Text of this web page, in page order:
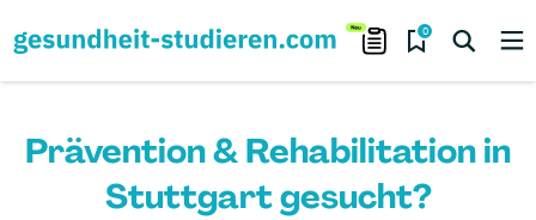
0
Prävention & Rehabilitation in
Stuttgart gesucht?